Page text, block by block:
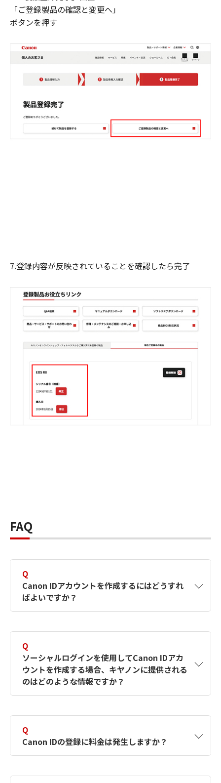
「ご登録製品の確認と変更へ」
ボタンを押す
7.登録内容が反映されていることを確認したら完了
FAQ
Q
Canon IDアカウントを作成するにはどうすれ
ばよいですか？
す。詳しい作成方法は【カメラ】Canon IDとは
何ですか？Canon IDの作成方法は？をご確認く
ださい。
Q
ソーシャルログインを使用してCanon IDアカ
ウントを作成する場合、キヤノンに提供される
のはどのような情報ですか？
択したサービスから取得します。アカウントを
簡単に作成できるように、この情報を使用して
Canon IDの登録フォームを入力します。
Q
Canon IDの登録に料金は発生しますか？